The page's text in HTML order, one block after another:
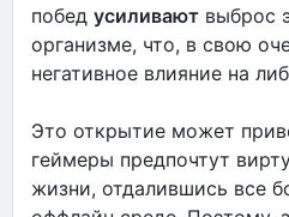
побед усиливают выброс
организме, что, в свою
негативное влияние на
Это открытие может
геймеры предпочтут
жизни, отдалившись все